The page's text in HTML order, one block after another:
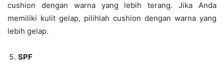
cushion dengan warna yang lebih terang. Jika Anda
memiliki kulit gelap, pilihlah cushion dengan warna yang
lebih gelap.
SPF